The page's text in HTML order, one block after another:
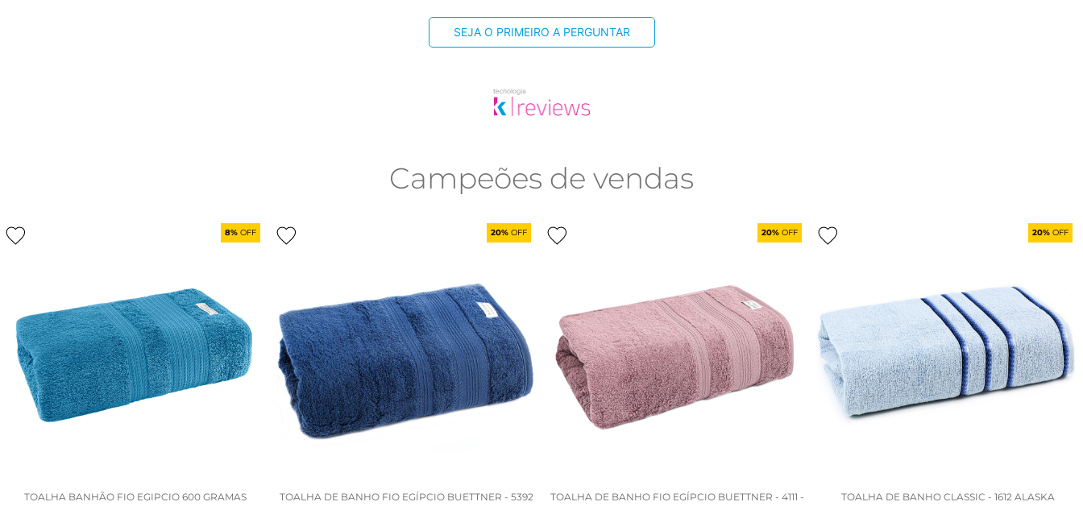
SEJA O PRIMEIRO A PERGUNTAR
Campeões de vendas
8% OFF
TOALHA BANHÃO FIO EGIPCIO 600 GRAMAS
20% OFF
TOALHA DE BANHO FIO EGÍPCIO BUETTNER - 5392
20% OFF
TOALHA DE BANHO FIO EGÍPCIO BUETTNER - 4111 -
20% OFF
TOALHA DE BANHO CLASSIC - 1612 ALASKA